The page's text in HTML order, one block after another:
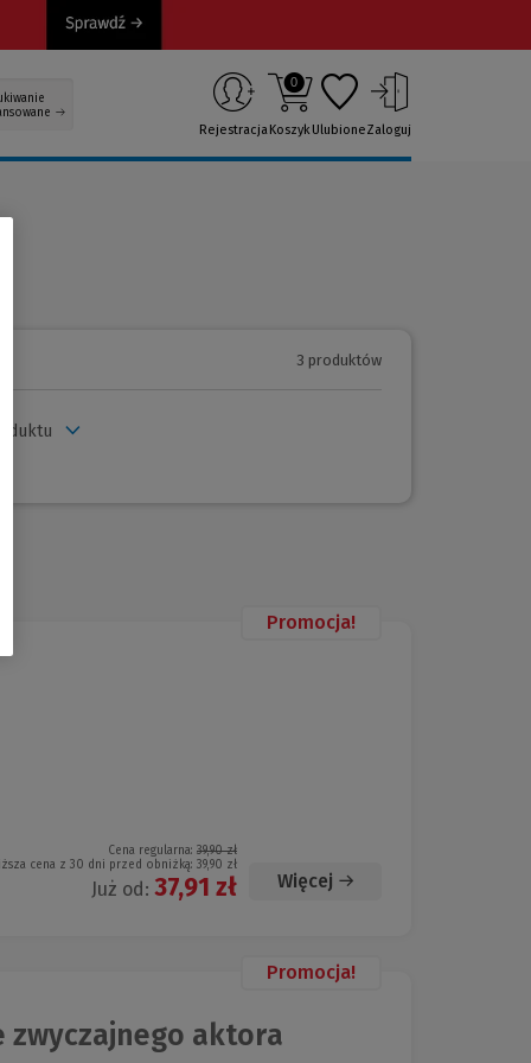
Rejestracja
0
KoszykUlubioneZaloguj
3 produktów
Promocja!
Cena regularna: 39,90 zł
cena z 30 dni przed obniżką: 39,90 zł
Już od: 37,91 zł Więcej
Promocja!
zwyczajnego aktora